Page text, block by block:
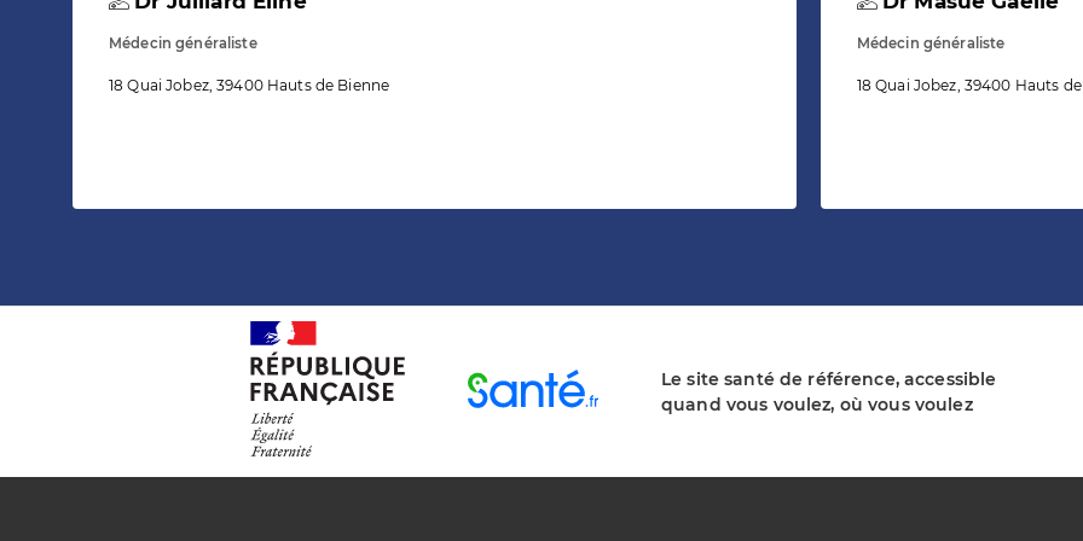
Médecin généraliste
18 Quai Jobez, 39400 Hauts de Bienne
Médecin généraliste
18 Quai Jobez, 39400 Hauts
Le site santé de référence, accessible
quand vous voulez, où vous voulez